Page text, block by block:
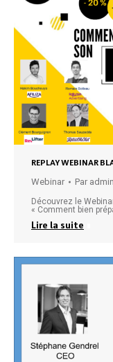
REPLAY WEBINAR
Webinar Par
Découvrez le
« Comment bien
Lire la suite